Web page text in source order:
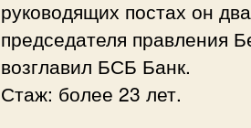
руководящих постах он
председателя правления
возглавил БСБ Банк.
Стаж: более 23 лет.